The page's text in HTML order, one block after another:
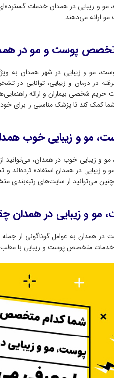
و زیبایی در همدان خدمات
ارائه می‌دهند.
تخصص پوست و مو در
مو و زیبایی در شهر همدان به
در درمان و زیبایی، توانایی در
حریم شخصی بیماران و ارائه
کمک کند تا پزشک مناسبی را برای
و زیبایی خوب
زیبایی خوب در همدان، می‌توانید
در همدان استفاده کرده‌اند و
می‌توانید از سایت‌های رتبه‌بندی
مو و زیبایی در همدان
همدان به عوامل گوناگونی از
خدمات متخصص پوست و زیبایی با